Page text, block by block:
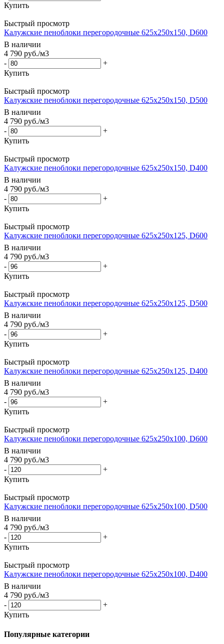
Купить
Быстрый просмотр
Калужские пеноблоки перегородочные 625x250x150, D600
В наличии
4 790 руб./м3
-
+
Купить
Быстрый просмотр
Калужские пеноблоки перегородочные 625x250x150, D500
В наличии
4 790 руб./м3
-
+
Купить
Быстрый просмотр
Калужские пеноблоки перегородочные 625x250x150, D400
В наличии
4 790 руб./м3
-
+
Купить
Быстрый просмотр
Калужские пеноблоки перегородочные 625x250x125, D600
В наличии
4 790 руб./м3
-
+
Купить
Быстрый просмотр
Калужские пеноблоки перегородочные 625x250x125, D500
В наличии
4 790 руб./м3
-
+
Купить
Быстрый просмотр
Калужские пеноблоки перегородочные 625x250x125, D400
В наличии
4 790 руб./м3
-
+
Купить
Быстрый просмотр
Калужские пеноблоки перегородочные 625x250x100, D600
В наличии
4 790 руб./м3
-
+
Купить
Быстрый просмотр
Калужские пеноблоки перегородочные 625x250x100, D500
В наличии
4 790 руб./м3
-
+
Купить
Быстрый просмотр
Калужские пеноблоки перегородочные 625x250x100, D400
В наличии
4 790 руб./м3
-
+
Купить
Популярные категории